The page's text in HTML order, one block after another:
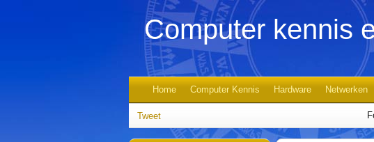
Computer kennis
Home Computer Kennis Hardware Netwerken
Tweet